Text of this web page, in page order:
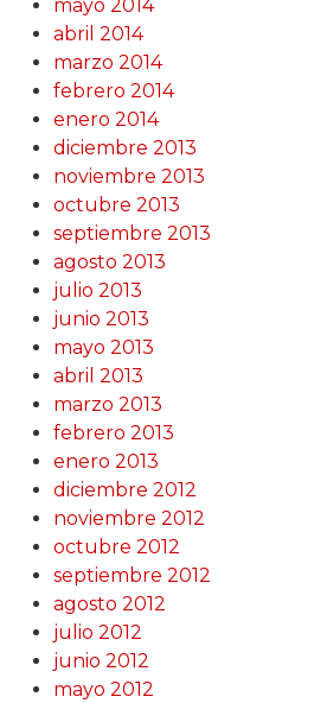
mayo 2014
abril 2014
marzo 2014
febrero 2014
enero 2014
diciembre 2013
noviembre 2013
octubre 2013
septiembre 2013
agosto 2013
julio 2013
junio 2013
mayo 2013
abril 2013
marzo 2013
febrero 2013
enero 2013
diciembre 2012
noviembre 2012
octubre 2012
septiembre 2012
agosto 2012
julio 2012
junio 2012
mayo 2012